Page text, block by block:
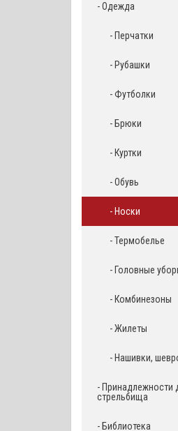
- Одежда
- Перчатки
- Рубашки
- Футболки
- Брюки
- Куртки
- Обувь
- Носки
- Термобелье
- Головные
- Комбинезоны
- Жилеты
- Нашивки,
- Принадлежности
стрельбища
- Библиотека